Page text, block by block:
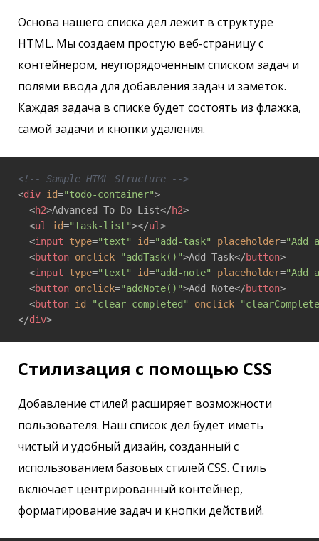
Основа нашего списка дел лежит в структуре
HTML. Мы создаем простую веб-страницу с
контейнером, неупорядоченным списком задач и
полями ввода для добавления задач и заметок.
Каждая задача в списке будет состоять из флажка,
самой задачи и кнопки удаления.
<!-- Sample HTML Structure -->
<div id="todo-container">
<h2>Advanced To-Do List</h2>
<ul id="task-list"></ul>
<input type="text" id="add-task" placeholder="Add
<button onclick="addTask()">Add Task</button>
<input type="text" id="add-note" placeholder="Add
<button onclick="addNote()">Add Note</button>
<button id="clear-completed" onclick=
</div>
Стилизация с помощью CSS
Добавление стилей расширяет возможности
пользователя. Наш список дел будет иметь
чистый и удобный дизайн, созданный с
использованием базовых стилей CSS. Стиль
включает центрированный контейнер,
форматирование задач и кнопки действий.